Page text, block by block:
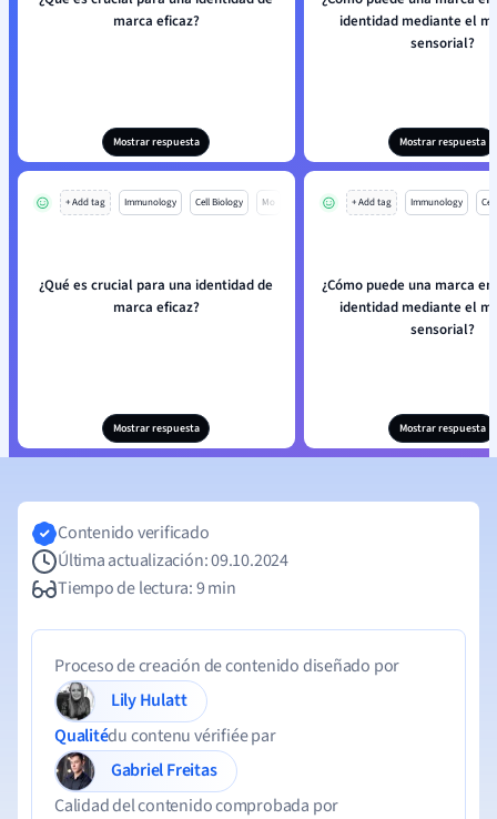
marca eficaz?
Mostrar respuesta
identidad mediante el
sensorial?
Mostrar respuesta
+ Add tag Immunology Cell Biology Mo
¿Qué es crucial para una identidad de
marca eficaz?
Mostrar respuesta
+ Add tag Immunology
¿Cómo puede una marca
identidad mediante el
sensorial?
Mostrar respuesta
Contenido verificado
Última actualización: 09.10.2024
Tiempo de lectura: 9 min
Proceso de creación de contenido diseñado por
Lily Hulatt
Qualitédu contenu vérifiée par
Gabriel Freitas
Calidad del contenido comprobada por